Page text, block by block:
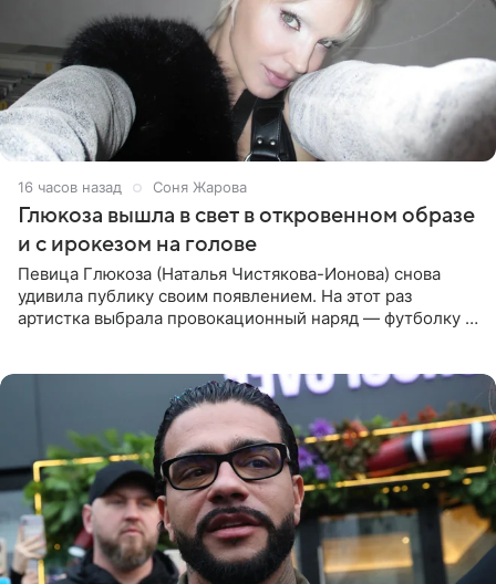
16 часов назад Соня Жарова
Глюкоза вышла в свет в откровенном образе
и с ирокезом на голове
Певица Глюкоза (Наталья Чистякова-Ионова) снова
удивила публику своим появлением. На этот раз
артистка выбрала провокационный наряд — футболку с